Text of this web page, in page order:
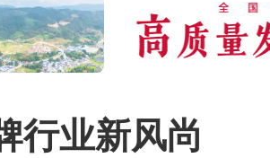
行业新风尚